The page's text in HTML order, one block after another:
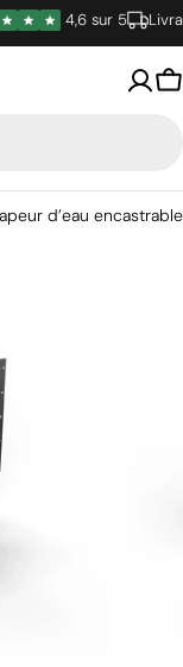
4,6 sur 5
d’eau encastrable